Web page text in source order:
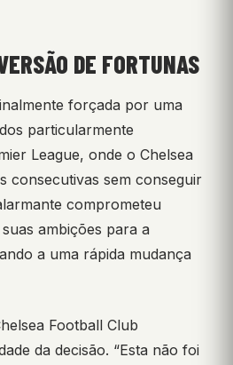
DE FORTUNAS
forçada por uma
particularmente
League, onde o Chelsea
consecutivas sem conseguir
comprometeu
ambições para a
a uma rápida mudança
Football Club
da decisão. “Esta não foi